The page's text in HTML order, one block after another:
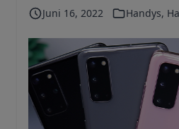
Juni 16, 2022 Handys,